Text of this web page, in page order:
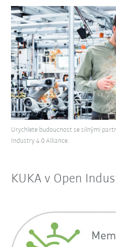
Urychlete budoucnost se silnými
Industry 4.0 Alliance.
KUKA v Open